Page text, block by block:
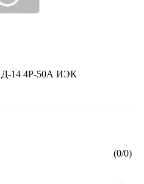
14 4Р-50А ИЭК
(0/0)